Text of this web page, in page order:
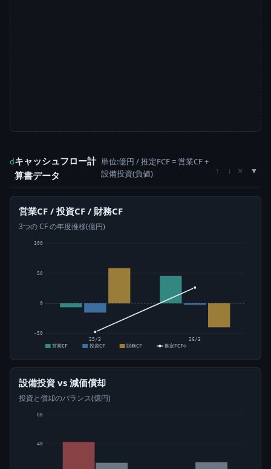
d キャッシュフロー計
算書データ
単位:億円 / 推定FCF = 営業CF +
設備投資(負値)
↑ ↓ ×
営業CF / 投資CF / 財務CF
3つの CF の年度推移(億円)
-50
0
50
100
25/3
26/3
営業CF
投資CF 財務CF 推定FCF⊙
設備投資 vs 減価償却
投資と償却のバランス(億円)
40
60